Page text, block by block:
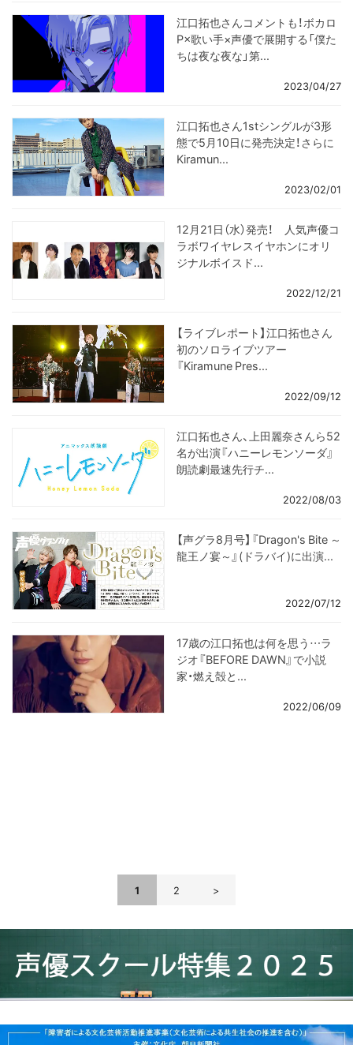
江口拓也さんコメントも！ボカロ
P×歌い手×声優で展開する「僕た
ちは夜な夜な」第...
2023/04/27
江口拓也さん1stシングルが3形
態で5月10日に発売決定！さらに
Kiramun...
2023/02/01
12月21日（水）発売！ 人気声優コ
ラボワイヤレスイヤホンにオリ
ジナルボイスド...
2022/12/21
【ライブレポート】江口拓也さん
初のソロライブツアー
『Kiramune Pres...
2022/09/12
江口拓也さん、上田麗奈さんら52
名が出演『ハニーレモンソーダ』
朗読劇最速先行チ...
2022/08/03
【声グラ8月号】『Dragon's Bite ～
龍王ノ宴～』(ドラバイ)に出演...
2022/07/12
17歳の江口拓也は何を思う…ラ
ジオ『BEFORE DAWN』で小説
家・燃え殻と...
2022/06/09
1 2 >